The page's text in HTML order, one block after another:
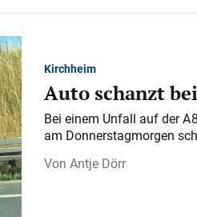
Kirchheim
Auto schanzt
Bei einem Unfall auf der A
am Donnerstagmorgen
Antje Dörr